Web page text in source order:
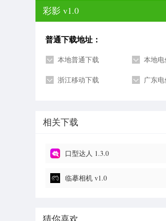
彩影 v1.0
普通下载地址：
本地普通下载 本地
浙江移动下载 广东
相关下载
口型达人 1.3.0
临摹相机 v1.0
猜你喜欢